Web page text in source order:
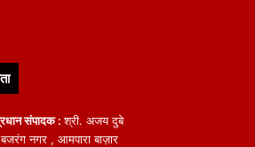
संपादक :श्री. अजय दुबे
बजरंग नगर , आमपारा बाज़ार